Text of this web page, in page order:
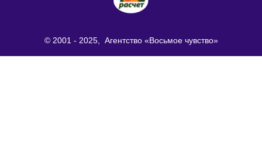
© 2001 - 2025, Агентство «Восьмое чувство»